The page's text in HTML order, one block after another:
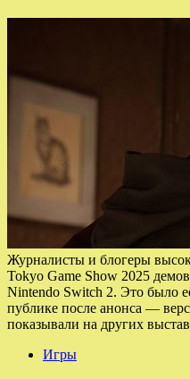
Журналисты и блогеры
Tokyo Game Show 2025
Nintendo Switch 2. Это было
публике после анонса —
показывали на других
Игры